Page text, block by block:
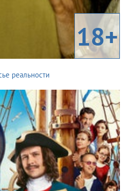
18+
реальности